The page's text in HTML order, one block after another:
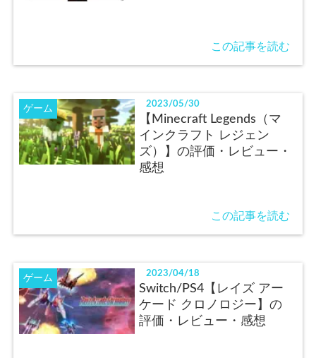
この記事を読む
ゲーム 2023/05/30
【Minecraft Legends（マ
インクラフト レジェン
ズ）】の評価・レビュー・
感想
この記事を読む
ゲーム 2023/04/18
Switch/PS4【レイズ アー
ケード クロノロジー】の
評価・レビュー・感想